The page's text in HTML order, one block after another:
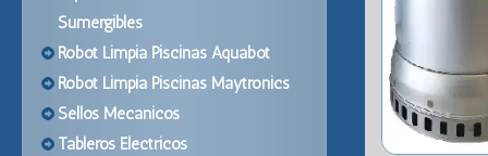
Sumergibles
Robot Limpia Piscinas Aquabot
Robot Limpia Piscinas Maytronics
Sellos Mecanicos
Tableros Electricos